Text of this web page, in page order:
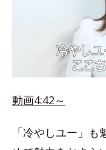
動画4:42～
「冷やしユー」